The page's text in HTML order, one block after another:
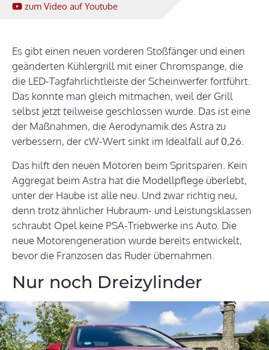
zum Video auf Youtube
Es gibt einen neuen vorderen Stoßfänger und einen
geänderten Kühlergrill mit einer Chromspange, die
die LED-Tagfahrlichtleiste der Scheinwerfer fortführt.
Das konnte man gleich mitmachen, weil der Grill
selbst jetzt teilweise geschlossen wurde. Das ist eine
der Maßnahmen, die Aerodynamik des Astra zu
verbessern, der cW-Wert sinkt im Idealfall auf 0,26.
Das hilft den neuen Motoren beim Spritsparen. Kein
Aggregat beim Astra hat die Modellpflege überlebt,
unter der Haube ist alle neu. Und zwar richtig neu,
denn trotz ähnlicher Hubraum- und Leistungsklassen
schraubt Opel keine PSA-Triebwerke ins Auto. Die
neue Motorengeneration wurde bereits entwickelt,
bevor die Franzosen das Ruder übernahmen.
Nur noch Dreizylinder